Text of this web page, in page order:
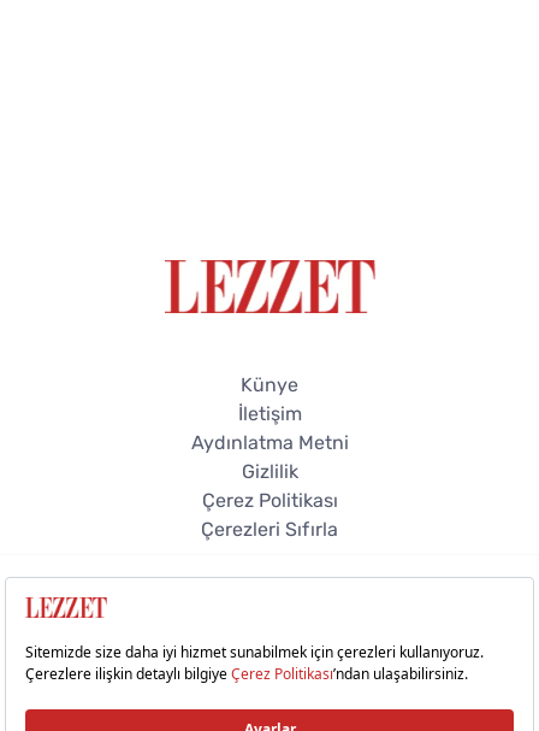
Künye
İletişim
Aydınlatma Metni
Gizlilik
Çerez Politikası
Çerezleri Sıfırla
© 2026 Lezzet Online. Tüm hakları saklıdır.